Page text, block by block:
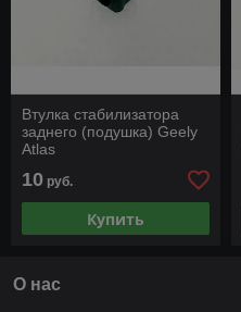
Втулка стабилизатора
заднего (подушка) Geely
Atlas
10 руб.
Купить
О нас